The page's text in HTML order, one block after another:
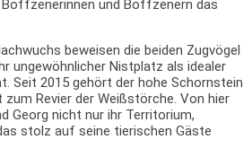
und Boffzenern das
beweisen die beiden Zugvögel
ungewöhnlicher Nistplatz als idealer
Seit 2015 gehört der hohe Schornstein
Revier der Weißstörche. Von hier
Georg nicht nur ihr Territorium,
stolz auf seine tierischen Gäste